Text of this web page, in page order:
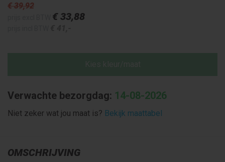
€ 39,92
€ 33,88
Verwachte bezorgdag: 14-08-2026
Niet zeker wat jou maat is? Bekijk maattabel
OMSCHRIJVING